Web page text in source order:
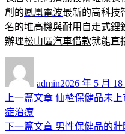
創的鳳凰電波最新的高科技
名的堆高機與耐用自走式鋰
辦理松山區汽車借款就能直
admin佈
日
2026 年 5 月 18
文
章
上一篇文章 上
篇
仙楂保健品未
症治療
下一篇文章 下
男性保健品的